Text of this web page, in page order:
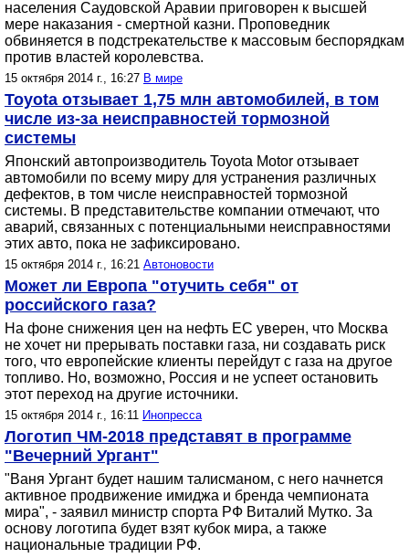
населения Саудовской Аравии приговорен к высшей
мере наказания - смертной казни. Проповедник
обвиняется в подстрекательстве к массовым беспорядкам
против властей королевства.
15 октября 2014 г., 16:27 В мире
Toyota отзывает 1,75 млн автомобилей, в том
числе из-за неисправностей тормозной
системы
Японский автопроизводитель Toyota Motor отзывает
автомобили по всему миру для устранения различных
дефектов, в том числе неисправностей тормозной
системы. В представительстве компании отмечают, что
аварий, связанных с потенциальными неисправностями
этих авто, пока не зафиксировано.
15 октября 2014 г., 16:21 Автоновости
Может ли Европа "отучить себя" от
российского газа?
На фоне снижения цен на нефть ЕС уверен, что Москва
не хочет ни прерывать поставки газа, ни создавать риск
того, что европейские клиенты перейдут с газа на другое
топливо. Но, возможно, Россия и не успеет остановить
этот переход на другие источники.
15 октября 2014 г., 16:11 Инопресса
Логотип ЧМ-2018 представят в программе
"Вечерний Ургант"
"Ваня Ургант будет нашим талисманом, с него начнется
активное продвижение имиджа и бренда чемпионата
мира", - заявил министр спорта РФ Виталий Мутко. За
основу логотипа будет взят кубок мира, а также
национальные традиции РФ.